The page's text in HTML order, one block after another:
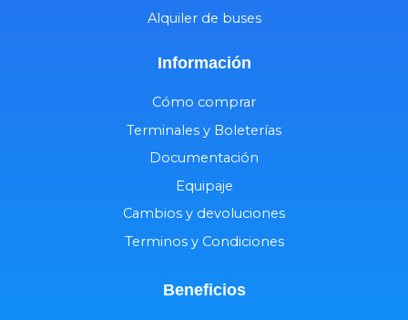
Alquiler de buses
Información
Cómo comprar
Terminales y Boleterías
Documentación
Equipaje
Cambios y devoluciones
Terminos y Condiciones
Beneficios